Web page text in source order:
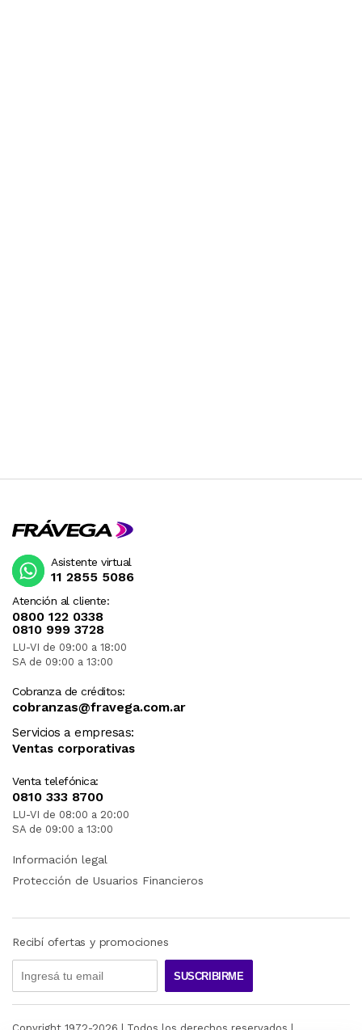
Atención al cliente:
0800 122 0338
0810 999 3728
LU-VI de 09:00 a 18:00
SA de 09:00 a 13:00
Cobranza de créditos:
cobranzas@fravega.com.ar
Servicios a empresas:
Ventas corporativas
Venta telefónica:
0810 333 8700
LU-VI de 08:00 a 20:00
SA de 09:00 a 13:00
Asistente virtual
11 2855 5086
Información legal
Protección de Usuarios Financieros
Recibí ofertas y promociones
SUSCRIBIRME